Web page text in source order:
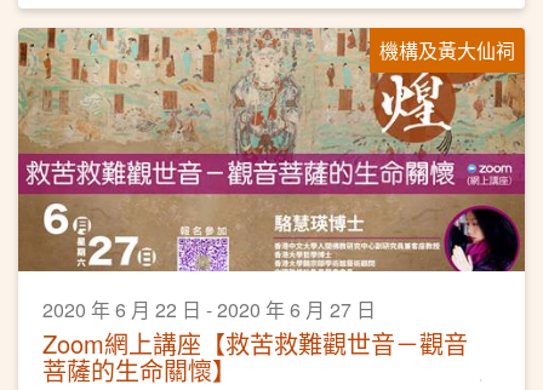
機構及黃大仙祠
2020 年 6 月 22 日 - 2020 年 6 月 27 日
Zoom網上講座【救苦救難觀世音－觀音
菩薩的生命關懷】